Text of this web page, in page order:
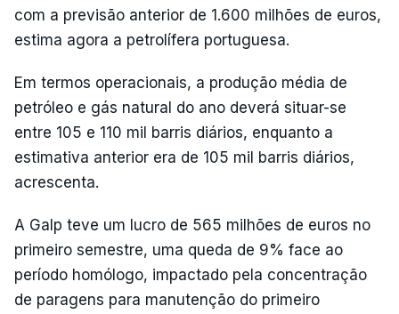
com a previsão anterior de 1.600 milhões de euros,
estima agora a petrolífera portuguesa.
Em termos operacionais, a produção média de
petróleo e gás natural do ano deverá situar-se
entre 105 e 110 mil barris diários, enquanto a
estimativa anterior era de 105 mil barris diários,
acrescenta.
A Galp teve um lucro de 565 milhões de euros no
primeiro semestre, uma queda de 9% face ao
período homólogo, impactado pela concentração
de paragens para manutenção do primeiro